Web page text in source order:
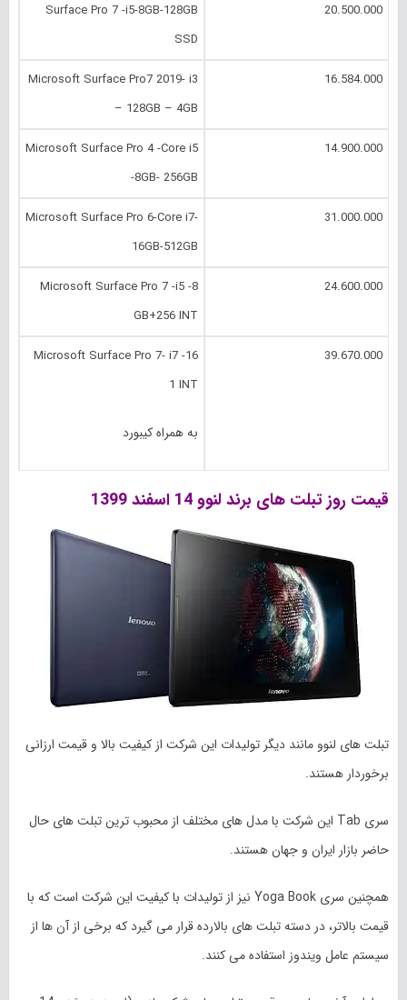
20.500.000
Surface Pro 7 -i5-8GB-128GB
SSD
16.584.000
Microsoft Surface Pro7 2019- i3
– 128GB – 4GB
14.900.000
Microsoft Surface Pro 4 -Core i5
-8GB- 256GB
31.000.000
Microsoft Surface Pro 6-Core i7-
16GB-512GB
24.600.000
Microsoft Surface Pro 7 -i5 -8
GB+256 INT
39.670.000
Microsoft Surface Pro 7- i7 -16
1 INT
به همراه کیبورد
قیمت روز تبلت های برند لنوو 14 اسفند 1399
تبلت های لنوو مانند دیگر تولیدات این شرکت از کیفیت بالا و قیمت ارزانی
برخوردار هستند.
سری Tab این شرکت با مدل های مختلف از محبوب ترین تبلت های حال
حاضر بازار ایران و جهان هستند.
همچنین سری Yoga Book نیز از تولیدات با کیفیت این شرکت است که با
قیمت بالاتر، در دسته تبلت های بالارده قرار می گیرد که برخی از آن ها از
سیستم عامل ویندوز استفاده می کنند.